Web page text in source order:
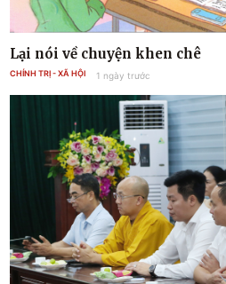
Lại nói về chuyện khen chê
CHÍNH TRỊ - XÃ HỘI 1 ngày trước